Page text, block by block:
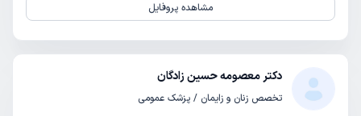
مشاهده پروفایل
دکتر معصومه حسین زادگان
تخصص زنان و زایمان / پزشک عمومی